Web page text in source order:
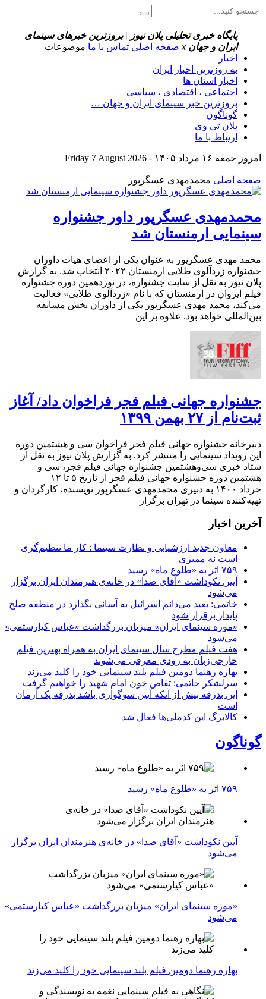
پایگاه خبری تحلیلی پلان نیوز | بروزترین خبرهای سینمای
ایران و جهان x صفحه اصلی تماس با ما موضوعات
اخبار
به روزترین اخبار ایران
اخبار استان ها
اجتماعی ، اقتصادی ، سیاسی
بروزترین خبر سینمای ایران و جهان …
گوناگون
پلان تی وی
ارتباط با ما
امروز جمعه ۱۶ مرداد ۱۴۰۵ - Friday 7 August 2026
صفحه اصلی محمدمهدی عسگرپور
محمدمهدی عسگرپور داور جشنواره
سینمایی ارمنستان شد
محمد مهدی عسگرپور به عنوان یکی از اعضای هیات داوران
جشنواره زردآلوی طلایی ارمنستان ۲۰۲۲ انتخاب شد. به گزارش
پلان نیوز به نقل از سایت جشنواره، در نوزدهمین دوره جشنواره
فیلم ایروان در ارمنستان که با نام «زردآلوی طلایی» فعالیت
می‌کند، محمد مهدی عسگرپور یکی از داوران بخش مسابقه
بین‌المللی خواهد بود. علاوه بر این
جشنواره جهانی فیلم فجر فراخوان داد/ آغاز
ثبت‌نام از ۲۷ بهمن ۱۳۹۹
دبیرخانه جشنواره جهانی فیلم فجر فراخوان سی و هشتمین دوره
این رویداد سینمایی را منتشر کرد. به گزارش پلان نیوز به نقل از
ستاد خبری سی‌وهشتمین جشنواره جهانی فیلم فجر، سی و
هشتمین دوره جشنواره جهانی فیلم فجر از تاریخ ۵ تا ۱۲
خرداد ۱۴۰۰ به دبیری محمدمهدی عسگرپور نویسنده، کارگردان و
تهیه‌کننده سینما در تهران برگزار
آخرین اخبار
معاون جدید ارزشیابی و نظارت سینما : کار ما تنظیم‌گری
است نه ممیزی
۷۵۹ اثر به «طلوع ماه» رسید
آیین نکوداشت «آقای صدا» در خانه‌ی هنرمندان ایران برگزار
می‌شود
خاتمی: بعید می‌دانم اسرائیل به آسانی بگذارد در منطقه صلح
پایدار برقرار شود
«موزه سینمای ایران» میزبان بزرگداشت «عباس کیارستمی»
می‌شود
هفت فیلم مطرح سال سینمای ایران به همراه بهترین فیلم
خارجی‌زبان به زودی معرفی می‌شوند
بهاره رهنما دومین فیلم بلند سینمایی خود را کلید می‌زند
سرلشکر حاتمی: تقاص خون امام شهید را خواهیم گرفت
این بدرقه بیش از آنکه آیین سوگواری باشد بدرقه یک آرمان
است
کالابرگ این کدملی‌ها فعال شد
گوناگون
۷۵۹ اثر به «طلوع ماه» رسید
آیین نکوداشت «آقای صدا» در خانه‌ی هنرمندان ایران برگزار
می‌شود
«موزه سینمای ایران» میزبان بزرگداشت «عباس کیارستمی»
می‌شود
بهاره رهنما دومین فیلم بلند سینمایی خود را کلید می‌زند